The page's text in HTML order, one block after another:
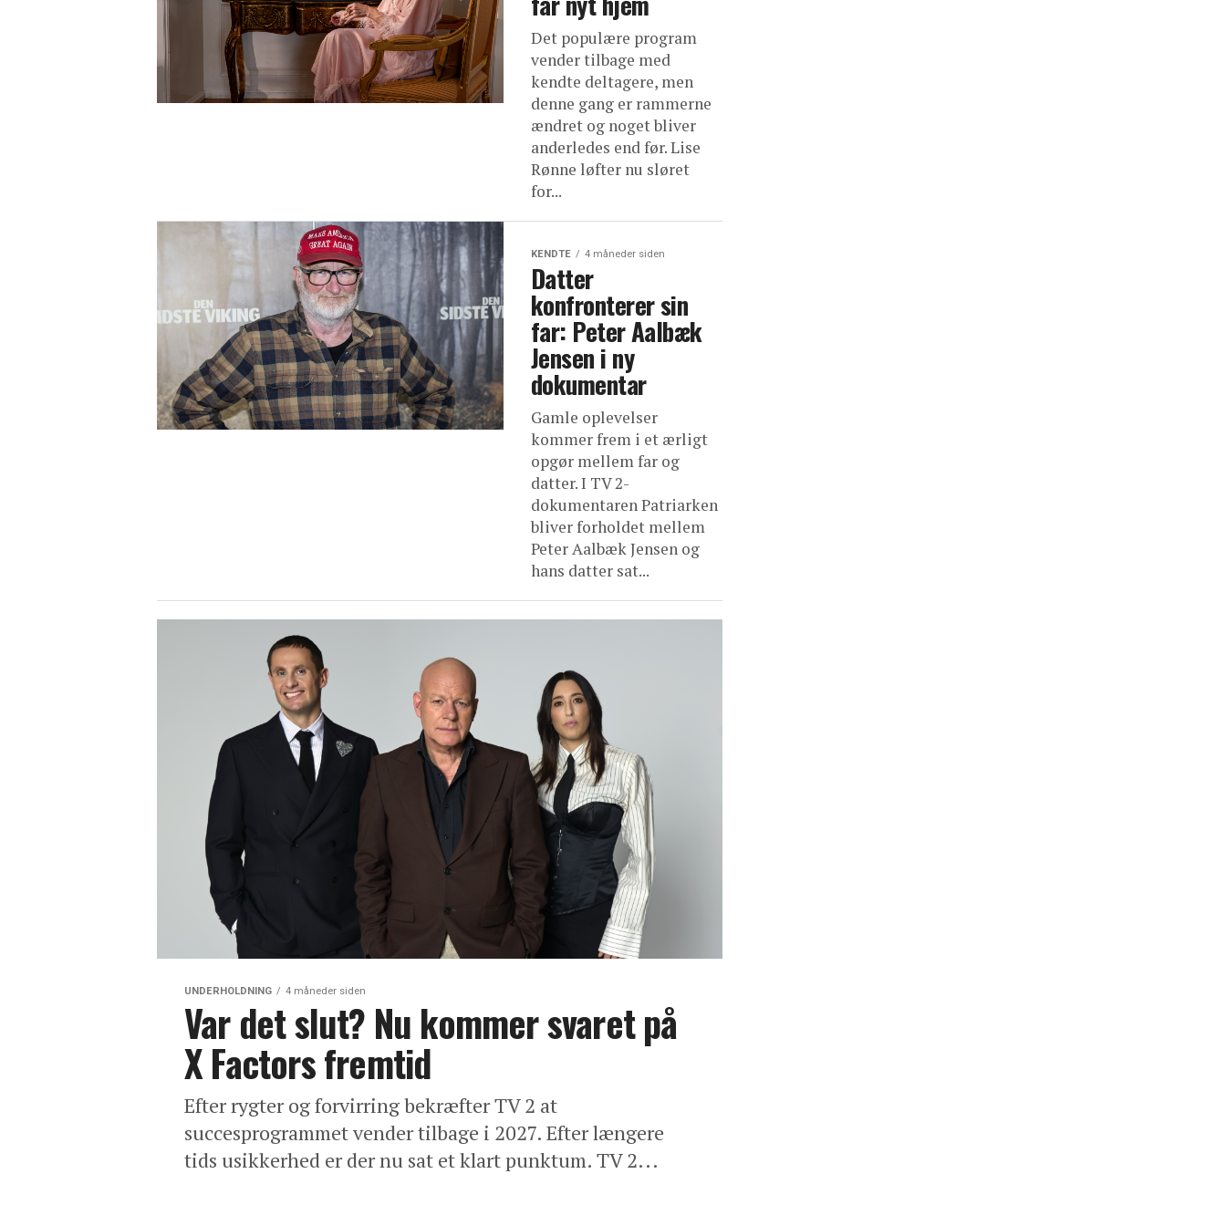
Det populære program
vender tilbage med
kendte deltagere, men
denne gang er rammerne
ændret og noget bliver
anderledes end før. Lise
Rønne løfter nu sløret
for...
KENDTE 4 måneder siden
Datter
konfronterer sin
far: Peter Aalbæk
Jensen i ny
dokumentar
Gamle oplevelser
kommer frem i et ærligt
opgør mellem far og
datter. I TV 2-
dokumentaren Patriarken
bliver forholdet mellem
Peter Aalbæk Jensen og
hans datter sat...
UNDERHOLDNING 4 måneder siden
Var det slut? Nu kommer svaret på
X Factors fremtid
Efter rygter og forvirring bekræfter TV 2 at
succesprogrammet vender tilbage i 2027. Efter længere
tids usikkerhed er der nu sat et klart punktum. TV 2...